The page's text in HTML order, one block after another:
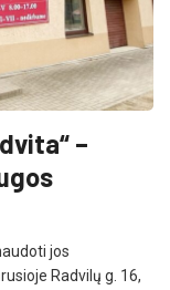
–
jos
Radvilų g. 16,